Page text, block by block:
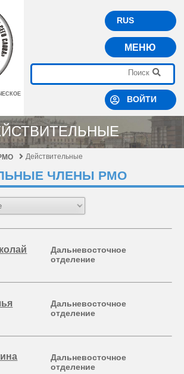
RUS
МЕНЮ
ВОЙТИ
Действительные
ЧЛЕНЫ РМО
Дальневосточное
отделение
Дальневосточное
отделение
Дальневосточное
отделение